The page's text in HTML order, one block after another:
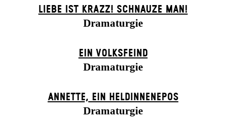
LIEBE IST KRAZZ! SCHNAUZE MAN!
Dramaturgie
EIN VOLKS­FEIND
Dramaturgie
ANNETTE, EIN HELDINNENEPOS
Dramaturgie